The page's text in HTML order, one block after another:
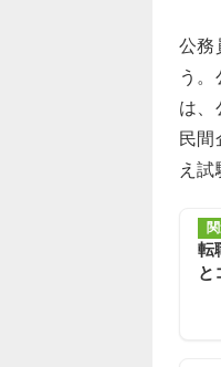
公務
う
は、
民間
え試
転
と